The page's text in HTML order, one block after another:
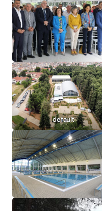
default